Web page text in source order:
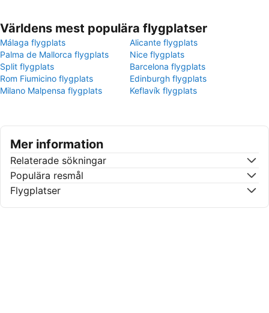
Världens mest populära flygplatser
Málaga flygplats
Alicante flygplats
Palma de Mallorca flygplats
Nice flygplats
Split flygplats
Barcelona flygplats
Rom Fiumicino flygplats
Edinburgh flygplats
Milano Malpensa flygplats
Keflavík flygplats
Mer information
Relaterade sökningar
Populära resmål
Flygplatser